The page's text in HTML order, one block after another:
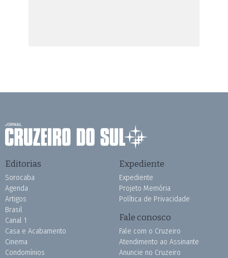
Editorias
Sorocaba
Agenda
Artigos
Brasil
Canal 1
Casa e Acabamento
Cinema
Condomínios
Expediente
Expediente
Projeto Memória
Política de Privacidade
Fale conosco
Fale com o Cruzeiro
Atendimento ao Assinante
Anuncie no Cruzeiro